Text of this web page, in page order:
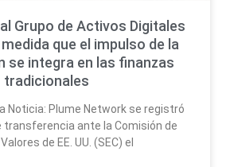
Grupo de Activos Digitales
medida que el impulso de la
se integra en las finanzas
tradicionales
Noticia: Plume Network se registró
transferencia ante la Comisión de
de EE. UU. (SEC) el